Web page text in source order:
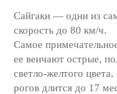
Сайгаки — одни из
скорость до 80 км/ч.
Самое
ее венчают острые,
светло-желтого
рогов длится до 17